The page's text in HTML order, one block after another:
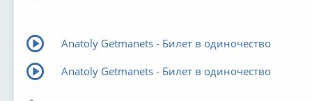
Anatoly Getmanets - Билет в одиночество
Anatoly Getmanets - Билет в одиночество